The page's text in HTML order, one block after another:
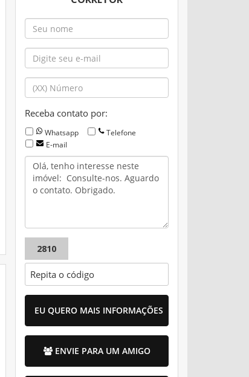
Receba contato por:
Whatsapp
Telefone
E-mail
2810
EU QUERO MAIS INFORMAÇÕES
ENVIE PARA UM AMIGO